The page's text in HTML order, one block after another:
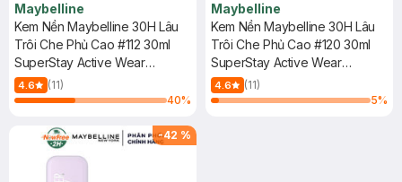
Maybelline
Kem Nền Maybelline 30H Lâu
Trôi Che Phủ Cao #112 30ml
SuperStay Active Wear
Foundation
4.6
(11)
40%
Maybelline
Kem Nền Maybelline 30H Lâu
Trôi Che Phủ Cao #120 30ml
SuperStay Active Wear
Foundation
4.6
(11)
5%
-42 %